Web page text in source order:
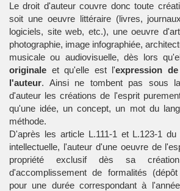
Le droit d'auteur couvre donc toute
soit une oeuvre littéraire (livres,
logiciels, site web, etc.), une oeuvre
photographie, image infographiée,
musicale ou audiovisuelle, dès lors
originale et qu'elle est l'expression
l'auteur. Ainsi ne tombent pas sous
d'auteur les créations de l'esprit
qu'une idée, un concept, un mot du
méthode.
D'après les article L.111-1 et L.123-1
intellectuelle, l'auteur d'une oeuvre de
propriété exclusif dès sa
d'accomplissement de formalités
pour une durée correspondant à